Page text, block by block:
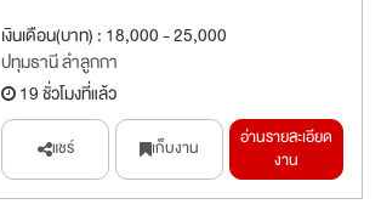
เงินเดือน(บาท) : 18,000 - 25,000
ปทุมธานี ลำลูกกา
19 ชั่วโมงที่แล้ว
แชร์ เก็บงาน
อ่านรายละเอียด
งาน